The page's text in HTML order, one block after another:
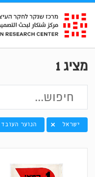
מציג1
ישראל הנוער העובד